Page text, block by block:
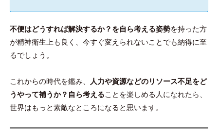
不便はどうすれば解決するか？を自ら考える姿勢を持った方
が精神衛生上も良く、今すぐ変えられないことでも納得に至
るでしょう。
これからの時代を鑑み、
人力や資源などのリソース不足をど
うやって補うか？自ら考えることを楽しめる人になれたら、
世界はもっと素敵なところになると思います。